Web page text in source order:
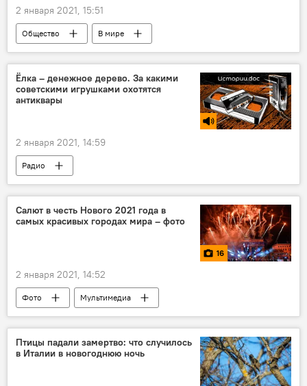
2 января 2021, 15:51
Общество
В мире
Коронавирус COVID-19
госпитализация
Ёлка – денежное дерево. За какими
советскими игрушками охотятся
антиквары
2 января 2021, 14:59
Радио
Салют в честь Нового 2021 года в
самых красивых городах мира – фото
16
2 января 2021, 14:52
Фото Мультимедиа
Птицы падали замертво: что случилось
в Италии в новогоднюю ночь